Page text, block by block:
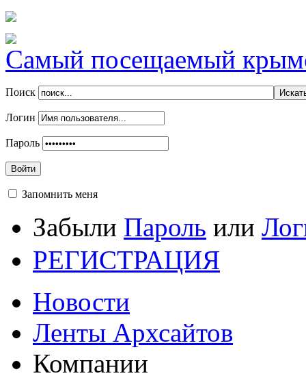
Самый посещаемый
Поиск
Логин
Пароль
Войти
Запомнить меня
Забыли Пароль или
РЕГИСТРАЦИЯ
Новости
Ленты Архсайтов
Компании